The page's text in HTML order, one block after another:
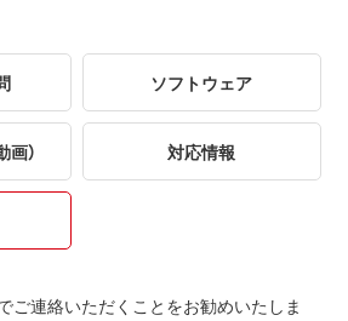
ソフトウェア
） 対応情報
ご連絡いただくことをお勧めいたしま